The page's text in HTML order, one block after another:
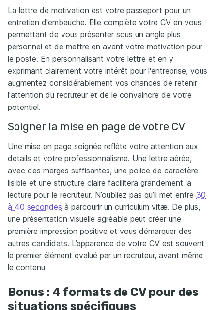
La lettre de motivation est votre passeport pour un
entretien d'embauche. Elle complète votre CV en vous
permettant de vous présenter sous un angle plus
personnel et de mettre en avant votre motivation pour
le poste. En personnalisant votre lettre et en y
exprimant clairement votre intérêt pour l'entreprise, vous
augmentez considérablement vos chances de retenir
l'attention du recruteur et de le convaincre de votre
potentiel.
Soigner la mise en page de votre CV
Une mise en page soignée reflète votre attention aux
détails et votre professionnalisme. Une lettre aérée,
avec des marges suffisantes, une police de caractère
lisible et une structure claire facilitera grandement la
lecture pour le recruteur. N’oubliez pas qu’il met entre 30
à 40 secondes à parcourir un curriculum vitæ. De plus,
une présentation visuelle agréable peut créer une
première impression positive et vous démarquer des
autres candidats. L’apparence de votre CV est souvent
le premier élément évalué par un recruteur, avant même
le contenu.
Bonus : 4 formats de CV pour des
situations spécifiques